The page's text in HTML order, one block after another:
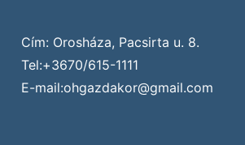
Cím: Orosháza, Pacsirta u. 8.
Tel:+3670/615-1111
E-mail:ohgazdakor@gmail.com